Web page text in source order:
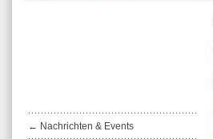
← Nachrichten & Events